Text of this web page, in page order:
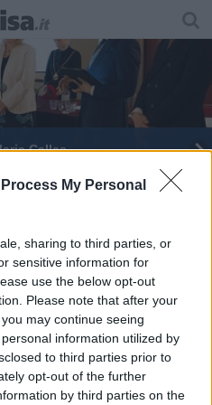
My Personal
sharing to third parties, or
sensitive information for
use the below opt-out
Please note that after your
may continue seeing
information utilized by
to third parties prior to
opt-out of the further
by third parties on the
Callas
dimenticato dei Mille
al merito per il
San Francesco al
dell'Opera
alla musica e alla danza